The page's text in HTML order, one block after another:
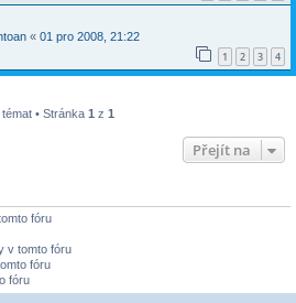
« 01 pro 2008, 21:22
1 2 3 4
témat • Stránka 1 z 1
Přejít na
fóru
v tomto fóru
fóru
fóru